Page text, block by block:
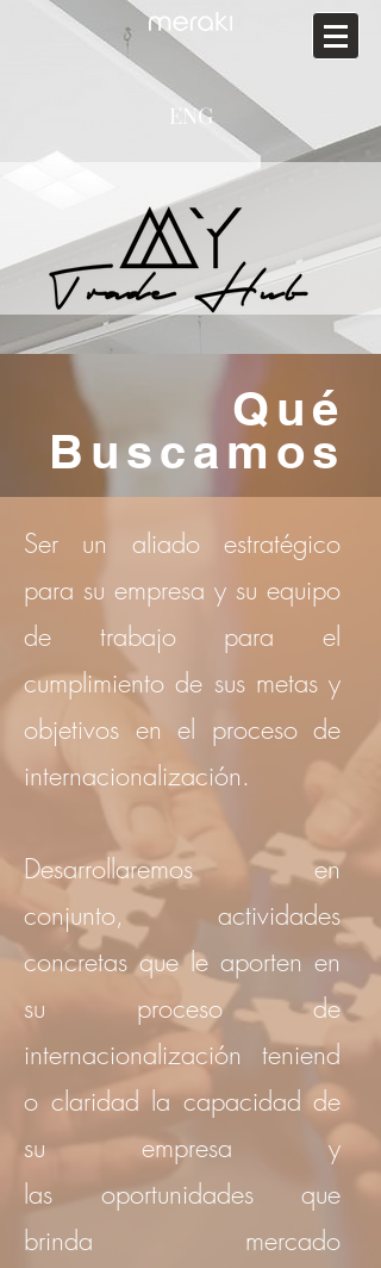
ENG
Qué
Buscamos
Ser un aliado estratégico
para su empresa y su equipo
de trabajo para el
cumplimiento de sus metas y
objetivos en el proceso de
internacionalización.
Desarrollaremos en
conjunto, actividades
concretas que le aporten en
su proceso de
internacionalización teniend
o claridad la capacidad de
su empresa y
las oportunidades que
brinda mercado